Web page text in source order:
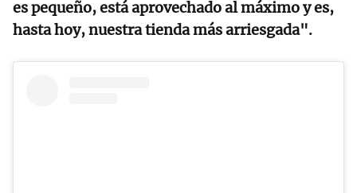
es pequeño, está aprovechado al máximo y es,
hasta hoy, nuestra tienda más arriesgada".